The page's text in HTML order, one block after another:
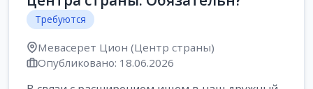
Требуются
Мевасерет Цион (Центр страны)
Опубликовано: 18.06.2026